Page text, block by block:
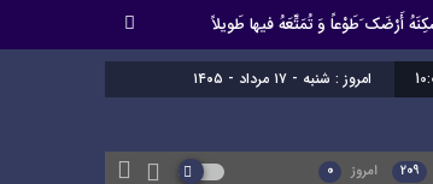
أَرْضَک َطَوْعاً وَ تُمَتِّعَهُ فیها طَویلاً
برابر با :
209 امروز 0